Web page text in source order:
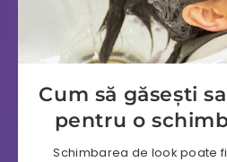
Cum să găsești
pentru o
Schimbarea de look poate